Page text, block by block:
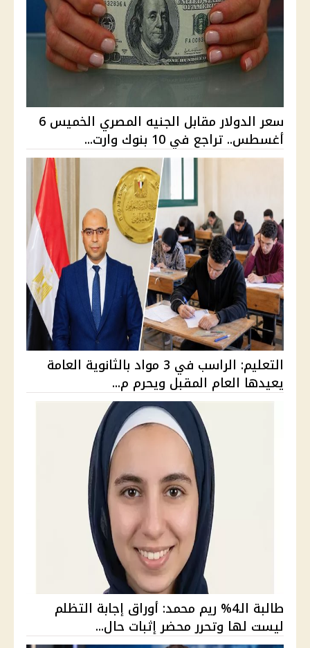
سعر الدولار مقابل الجنيه المصري الخميس 6
أغسطس.. تراجع في 10 بنوك وارت...
التعليم: الراسب في 3 مواد بالثانوية العامة
يعيدها العام المقبل ويحرم م...
طالبة الـ4% ريم محمد: أوراق إجابة التظلم
ليست لها وتحرر محضر إثبات حال...